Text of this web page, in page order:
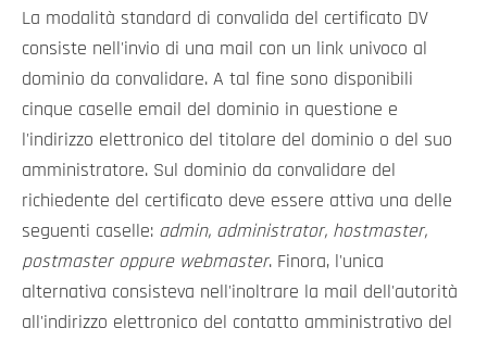
La modalità standard di convalida del certificato DV
consiste nell'invio di una mail con un link univoco al
dominio da convalidare. A tal fine sono disponibili
cinque caselle email del dominio in questione e
l'indirizzo elettronico del titolare del dominio o del suo
amministratore. Sul dominio da convalidare del
richiedente del certificato deve essere attiva una delle
seguenti caselle: admin, administrator, hostmaster,
postmaster oppure webmaster. Finora, l'unica
alternativa consisteva nell'inoltrare la mail dell'autorità
all'indirizzo elettronico del contatto amministrativo del